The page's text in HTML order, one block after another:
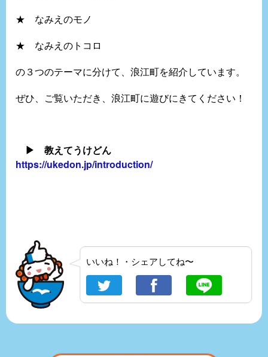
★ なみえのモノ
★ なみえのトコロ
の３つのテーマに分けて、浪江町を紹介しています。
ぜひ、ご覧いただき、浪江町に遊びにきてください！
▶ 教えてうけどん
https://ukedon.jp/introduction/
いいね！・シェアしてね〜